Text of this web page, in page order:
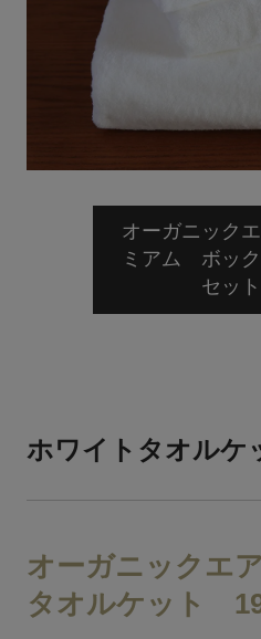
オーガニック
ミアム ボック
セット
ホワイトタオルケ
オーガニックエ
タオルケット